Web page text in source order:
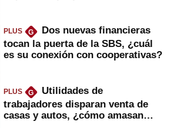
PLUS G
Dos nuevas financieras
tocan la puerta de la SBS, ¿cuál
es su conexión con cooperativas?
PLUS G
Utilidades de
trabajadores disparan venta de
casas y autos, ¿cómo amasan